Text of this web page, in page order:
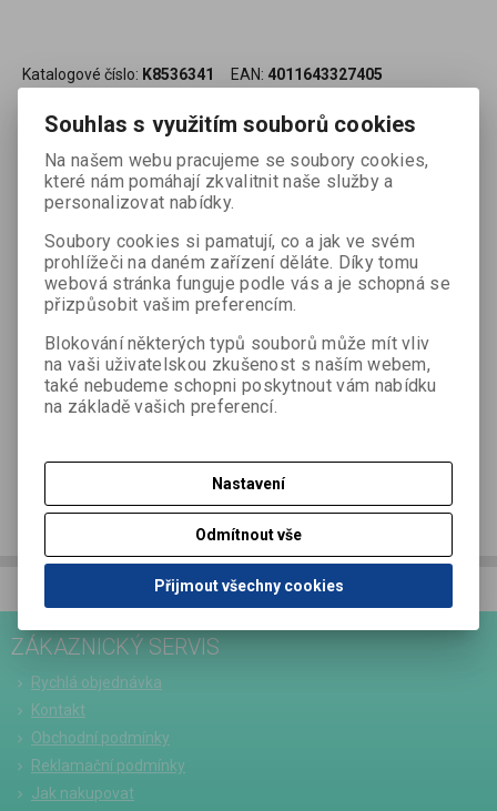
Katalogové číslo: K8536341 EAN: 4011643327405
Přírodní lýko - provázek tmavě modrý, 20g
Termín dodání (dny):1 Skladem:35
Podrobný popis
ZÁKAZNICKÝ SERVIS
Rychlá objednávka
Kontakt
Obchodní podmínky
Reklamační podmínky
Jak nakupovat
Souhlas s využitím souborů cookies
Na našem webu pracujeme se soubory cookies,
které nám pomáhají zkvalitnit naše služby a
personalizovat nabídky.
Soubory cookies si pamatují, co a jak ve svém
prohlížeči na daném zařízení děláte. Díky tomu
webová stránka funguje podle vás a je schopná se
přizpůsobit vašim preferencím.
Blokování některých typů souborů může mít vliv
na vaši uživatelskou zkušenost s naším webem,
také nebudeme schopni poskytnout vám nabídku
na základě vašich preferencí.
Nastavení
Odmítnout vše
Přijmout všechny cookies